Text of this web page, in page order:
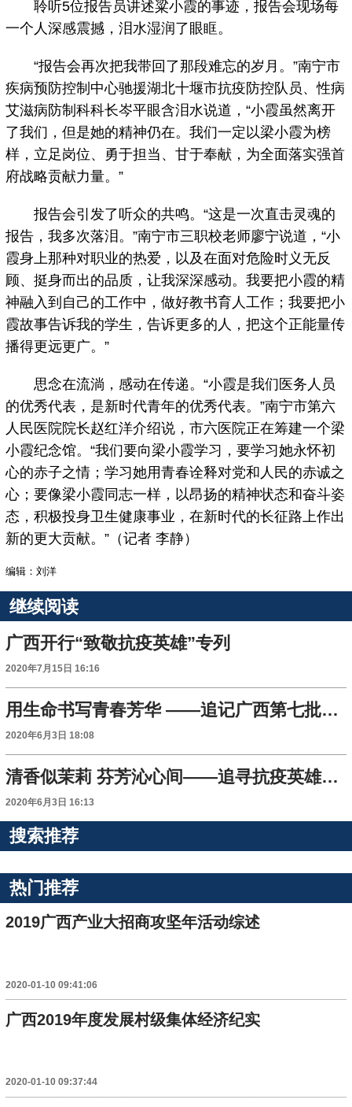
聆听5位报告员讲述粱小霞的事迹，报告会现场每
一个人深感震撼，泪水湿润了眼眶。
“报告会再次把我带回了那段难忘的岁月。”南宁市
疾病预防控制中心驰援湖北十堰市抗疫防控队员、性病
艾滋病防制科科长岑平眼含泪水说道，“小霞虽然离开
了我们，但是她的精神仍在。我们一定以梁小霞为榜
样，立足岗位、勇于担当、甘于奉献，为全面落实强首
府战略贡献力量。”
报告会引发了听众的共鸣。“这是一次直击灵魂的
报告，我多次落泪。”南宁市三职校老师廖宁说道，“小
霞身上那种对职业的热爱，以及在面对危险时义无反
顾、挺身而出的品质，让我深深感动。我要把小霞的精
神融入到自己的工作中，做好教书育人工作；我要把小
霞故事告诉我的学生，告诉更多的人，把这个正能量传
播得更远更广。”
思念在流淌，感动在传递。“小霞是我们医务人员
的优秀代表，是新时代青年的优秀代表。”南宁市第六
人民医院院长赵红洋介绍说，市六医院正在筹建一个梁
小霞纪念馆。“我们要向梁小霞学习，要学习她永怀初
心的赤子之情；学习她用青春诠释对党和人民的赤诚之
心；要像梁小霞同志一样，以昂扬的精神状态和奋斗姿
态，积极投身卫生健康事业，在新时代的长征路上作出
新的更大贡献。”（记者 李静）
编辑：刘洋
继续阅读
广西开行“致敬抗疫英雄”专列
2020年7月15日 16:16
用生命书写青春芳华 ——追记广西第七批援湖北省抗疫医疗队员、南宁市第六人民医院护士梁小霞
2020年6月3日 18:08
清香似茉莉 芬芳沁心间——追寻抗疫英雄梁小霞成长足迹
2020年6月3日 16:13
搜索推荐
热门推荐
2019广西产业大招商攻坚年活动综述
2020-01-10 09:41:06
广西2019年度发展村级集体经济纪实
2020-01-10 09:37:44